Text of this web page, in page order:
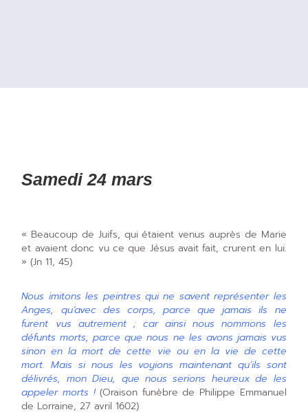
Samedi 24 mars
« Beaucoup de Juifs, qui étaient venus auprès de Marie
et avaient donc vu ce que Jésus avait fait, crurent en lui.
» (Jn 11, 45)
Nous imitons les peintres qui ne savent représenter les
Anges, qu’avec des corps, parce que jamais ils ne
furent vus autrement ; car ainsi nous nommons les
défunts morts, parce que nous ne les avons jamais vus
sinon en la mort de cette vie ou en la vie de cette
mort. Mais si nous les voyions maintenant qu’ils sont
délivrés, mon Dieu, que nous serions heureux de les
appeler morts !(Oraison funèbre de Philippe Emmanuel
de Lorraine, 27 avril 1602)